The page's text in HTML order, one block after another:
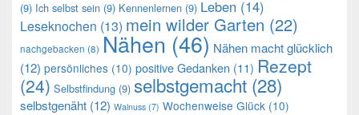
(9) Ich selbst sein (9) Kennenlernen (9) Leben (14)
Leseknochen (13) mein wilder Garten (22)
nachgebacken (8) Nähen (46) Nähen macht glücklich
(12) persönliches (10) positive Gedanken (11) Rezept
(24) Selbstfindung (9) selbstgemacht (28)
selbstgenäht (12) Walnuss (7) Wochenweise Glück (10)